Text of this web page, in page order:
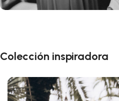
Colección inspiradora